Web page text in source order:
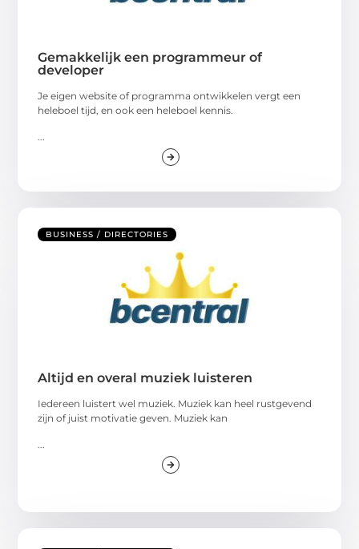
Gemakkelijk een programmeur of
developer
Je eigen website of programma ontwikkelen vergt een
heleboel tijd, en ook een heleboel kennis.
BUSINESS / DIRECTORIES
Altijd en overal muziek luisteren
Iedereen luistert wel muziek. Muziek kan heel rustgevend
zijn of juist motivatie geven. Muziek kan